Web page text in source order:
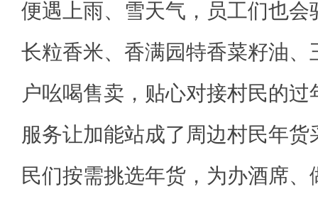
便遇上雨、雪天气，员工们也会
长粒香米、香满园特香菜籽油、
户吆喝售卖，贴心对接村民的
服务让加能站成了周边村民年货
民们按需挑选年货，为办酒席